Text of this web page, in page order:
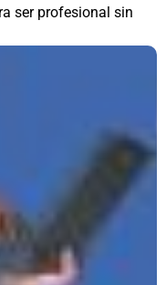
ser profesional sin